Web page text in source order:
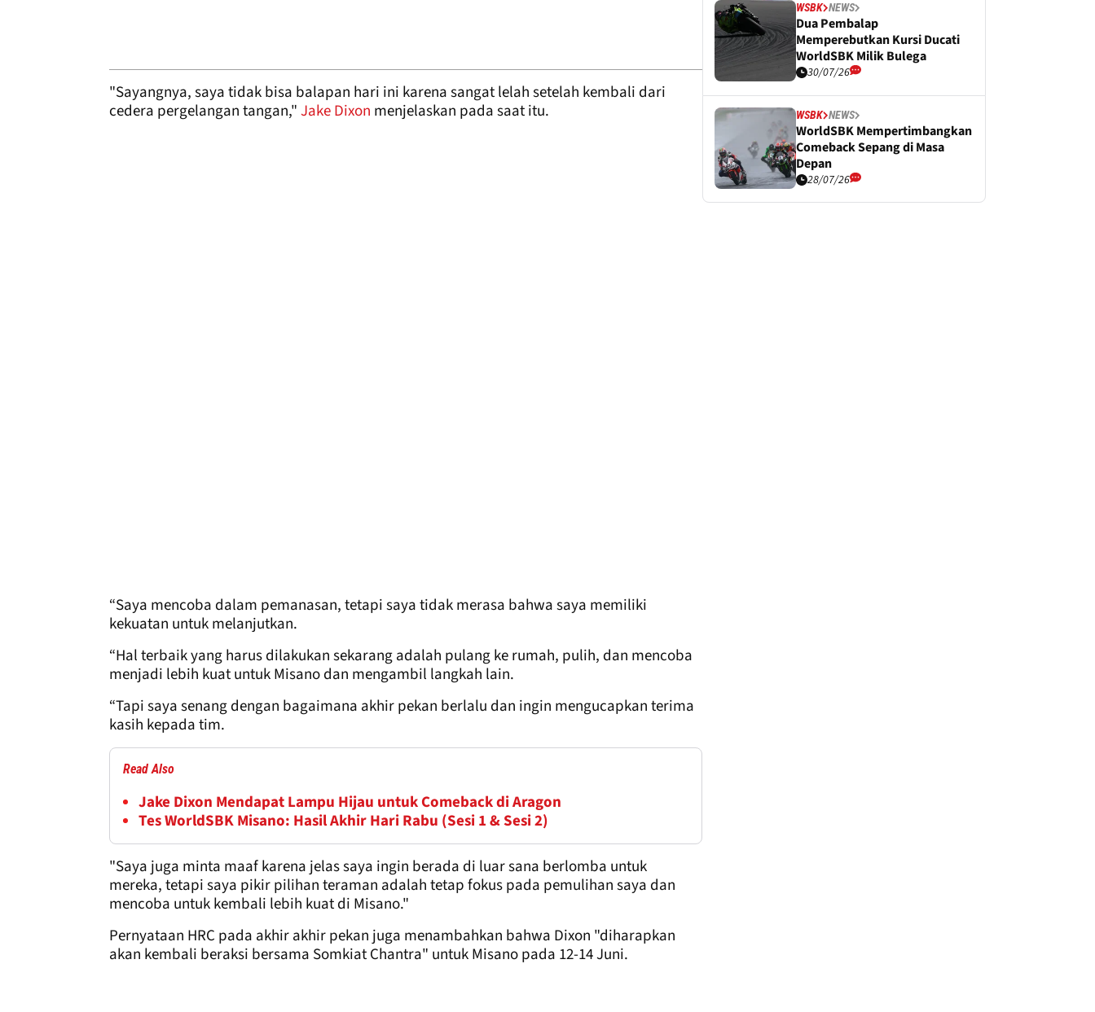
"Sayangnya, saya tidak bisa balapan hari ini karena sangat lelah setelah kembali dari
cedera pergelangan tangan,"Jake Dixon menjelaskan pada saat itu.
“Saya mencoba dalam pemanasan, tetapi saya tidak merasa bahwa saya memiliki
kekuatan untuk melanjutkan.
“Hal terbaik yang harus dilakukan sekarang adalah pulang ke rumah, pulih, dan mencoba
menjadi lebih kuat untuk Misano dan mengambil langkah lain.
“Tapi saya senang dengan bagaimana akhir pekan berlalu dan ingin mengucapkan terima
kasih kepada tim.
Read Also
Jake Dixon Mendapat Lampu Hijau untuk Comeback di Aragon
Tes WorldSBK Misano: Hasil Akhir Hari Rabu (Sesi 1 & Sesi 2)
"Saya juga minta maaf karena jelas saya ingin berada di luar sana berlomba untuk
mereka, tetapi saya pikir pilihan teraman adalah tetap fokus pada pemulihan saya dan
mencoba untuk kembali lebih kuat di Misano."
Pernyataan HRC pada akhir akhir pekan juga menambahkan bahwa Dixon "diharapkan
akan kembali beraksi bersama Somkiat Chantra" untuk Misano pada 12-14 Juni.
WSBK NEWS
Dua Pembalap
Memperebutkan Kursi Ducati
WorldSBK Milik Bulega
30/07/26
WSBK NEWS
WorldSBK Mempertimbangkan
Comeback Sepang di Masa
Depan
28/07/26